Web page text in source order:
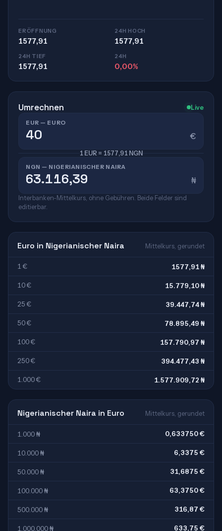
ERÖFFNUNG
1577,91
24H HOCH
1577,91
24H TIEF
1577,91
24H
0,00%
Umrechnen Live
EUR — EURO
€
1 EUR = 1577,91 NGN
NGN — NIGERIANISCHER NAIRA
₦
Interbanken-Mittelkurs, ohne Gebühren. Beide Felder sind
editierbar.
Euro in Nigerianischer Naira Mittelkurs, gerundet
1 € 1577,91 ₦
10 € 15.779,10 ₦
25 € 39.447,74 ₦
50 € 78.895,49 ₦
100 € 157.790,97 ₦
250 € 394.477,43 ₦
1.000 € 1.577.909,72 ₦
Nigerianischer Naira in Euro Mittelkurs, gerundet
1.000 ₦ 0,633750 €
10.000 ₦ 6,3375 €
50.000 ₦ 31,6875 €
100.000 ₦ 63,3750 €
500.000 ₦ 316,87 €
1.000.000 ₦ 633,75 €